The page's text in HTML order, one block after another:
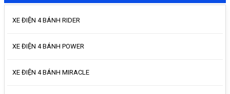
XE ĐIỆN 4 BÁNH RIDER
XE ĐIỆN 4 BÁNH POWER
XE ĐIỆN 4 BÁNH MIRACLE